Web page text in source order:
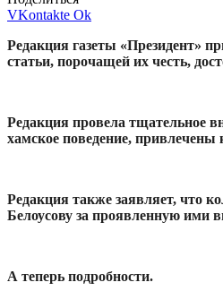
VKontakte Ok
Редакция газеты «Президент»
статьи, порочащей их честь,
Редакция провела тщательное
хамское поведение, привлечены
Редакция также заявляет, что
Белоусову за проявленную ими
А теперь подробности.